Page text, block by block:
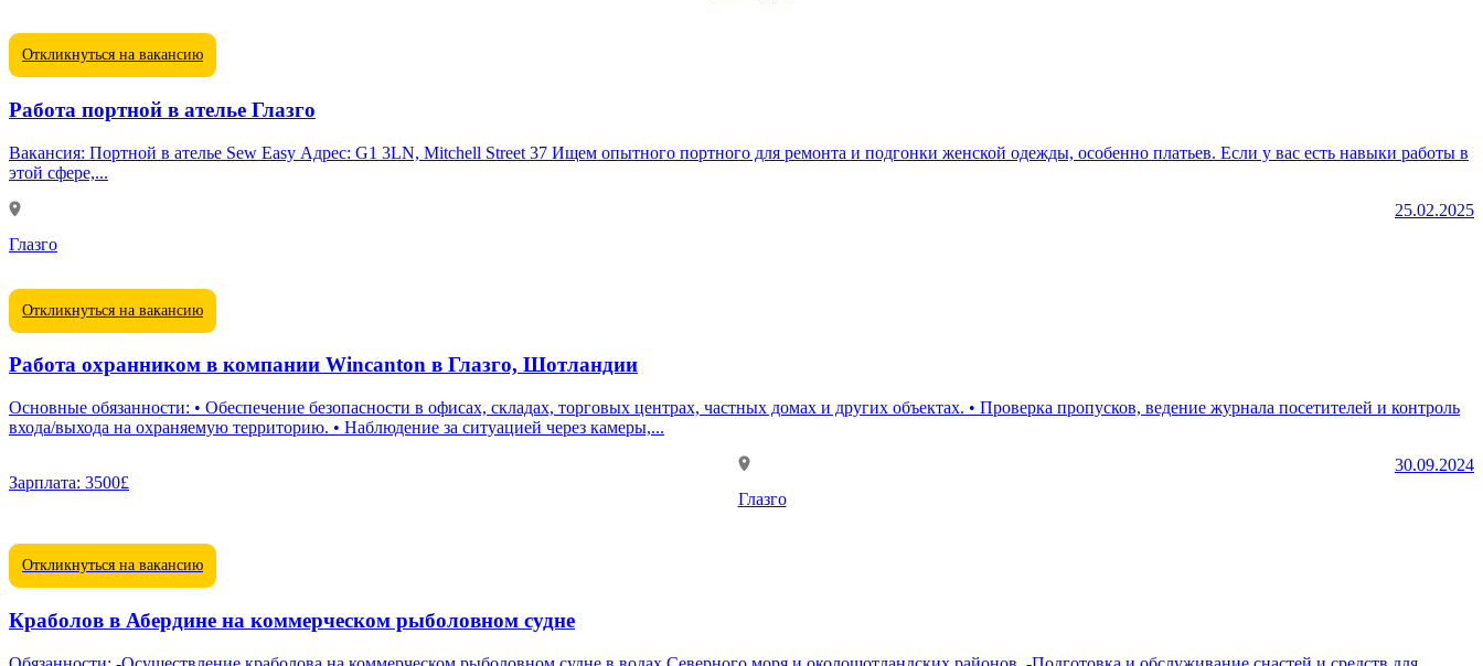
Откликнуться на вакансию
Работа портной в ателье Глазго
Вакансия: Портной в ателье Sew Easy Адрес: G1 3LN, Mitchell Street 37 Ищем опытного портного для ремонта и подгонки женской одежды, особенно платьев. Если у вас есть навыки работы в
этой сфере,...
Глазго
25.02.2025
Откликнуться на вакансию
Работа охранником в компании Wincanton в Глазго, Шотландии
Основные обязанности: • Обеспечение безопасности в офисах, складах, торговых центрах, частных домах и других объектах. • Проверка пропусков, ведение журнала посетителей и контроль
входа/выхода на охраняемую территорию. • Наблюдение за ситуацией через камеры,...
Зарплата: 3500£
Глазго
30.09.2024
Откликнуться на вакансию
Краболов в Абердине на коммерческом рыболовном судне